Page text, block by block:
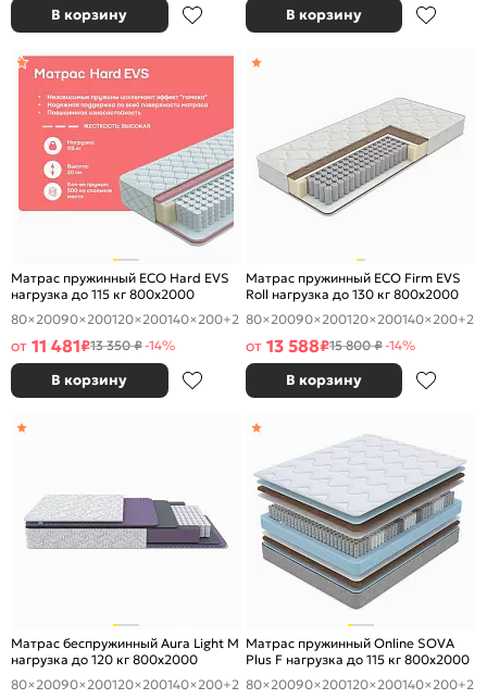
В корзину В корзину
Матрас пружинный ECO Hard EVS
нагрузка до 115 кг 800x2000
80×20090×200120×200140×200+2
от 11 481₽13 350 ₽-14%
В корзину
Матрас пружинный ECO Firm EVS
Roll нагрузка до 130 кг 800x2000
80×20090×200120×200140×200+2
от 13 588₽15 800 ₽-14%
В корзину
Матрас беспружинный Aura Light M
нагрузка до 120 кг 800x2000
80×20090×200120×200140×200+2
Матрас пружинный Online SOVA
Plus F нагрузка до 115 кг 800x2000
80×20090×200120×200140×200+2